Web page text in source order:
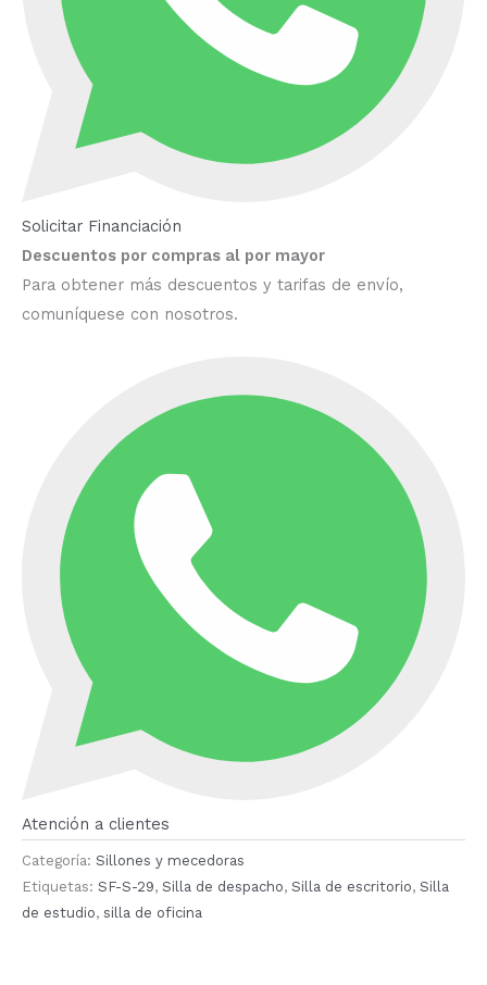
Solicitar Financiación
Descuentos por compras al por mayor
Para obtener más descuentos y tarifas de envío,
comuníquese con nosotros.
Atención a clientes
Categoría: Sillones y mecedoras
Etiquetas: SF-S-29, Silla de despacho, Silla de escritorio, Silla
de estudio, silla de oficina